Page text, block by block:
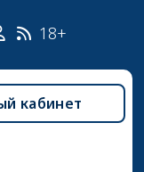
18+
кабинет